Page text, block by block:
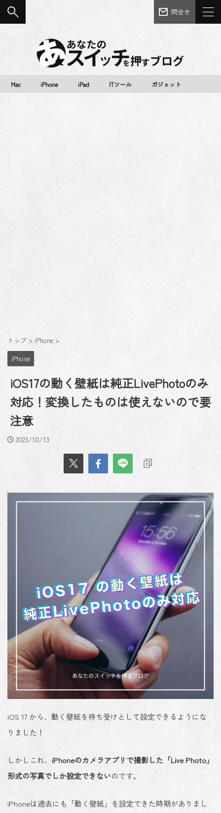
問合せ
Mac iPhone iPad ITツール ガジェット
トップ > iPhone >
iPhone
iOS17の動く壁紙は純正LivePhotoのみ
対応！変換したものは使えないので要
注意
2023/10/13
iOS 17 から、動く壁紙を待ち受けとして設定できるようにな
りました！
しかしこれ、 iPhoneのカメラアプリで撮影した「Live Photo」
形式の写真でしか設定できないのです。
iPhoneは過去にも「動く壁紙」を設定できた時期がありまし